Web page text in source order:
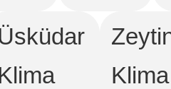
Klima